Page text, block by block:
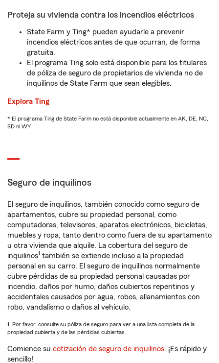
Proteja su vivienda contra los incendios eléctricos
State Farm y Ting* pueden ayudarle a prevenir
incendios eléctricos antes de que ocurran, de forma
gratuita.
El programa Ting solo está disponible para los titulares
de póliza de seguro de propietarios de vivienda no de
inquilinos de State Farm que sean elegibles.
Explora Ting
* El programa Ting de State Farm no está disponible actualmente en AK, DE, NC,
SD ni WY
Seguro de inquilinos
El seguro de inquilinos, también conocido como seguro de
apartamentos, cubre su propiedad personal, como
computadoras, televisores, aparatos electrónicos, bicicletas,
muebles y ropa, tanto dentro como fuera de su apartamento
u otra vivienda que alquile. La cobertura del seguro de
inquilinos1 también se extiende incluso a la propiedad
personal en su carro. El seguro de inquilinos normalmente
cubre pérdidas de su propiedad personal causadas por
incendio, daños por humo, daños cubiertos repentinos y
accidentales causados por agua, robos, allanamientos con
robo, vandalismo o daños al vehículo.
1. Por favor, consulte su póliza de seguro para ver a una lista completa de la
propiedad cubierta y de las pérdidas cubiertas.
Comience su cotización de seguro de inquilinos. ¡Es rápido y
sencillo!